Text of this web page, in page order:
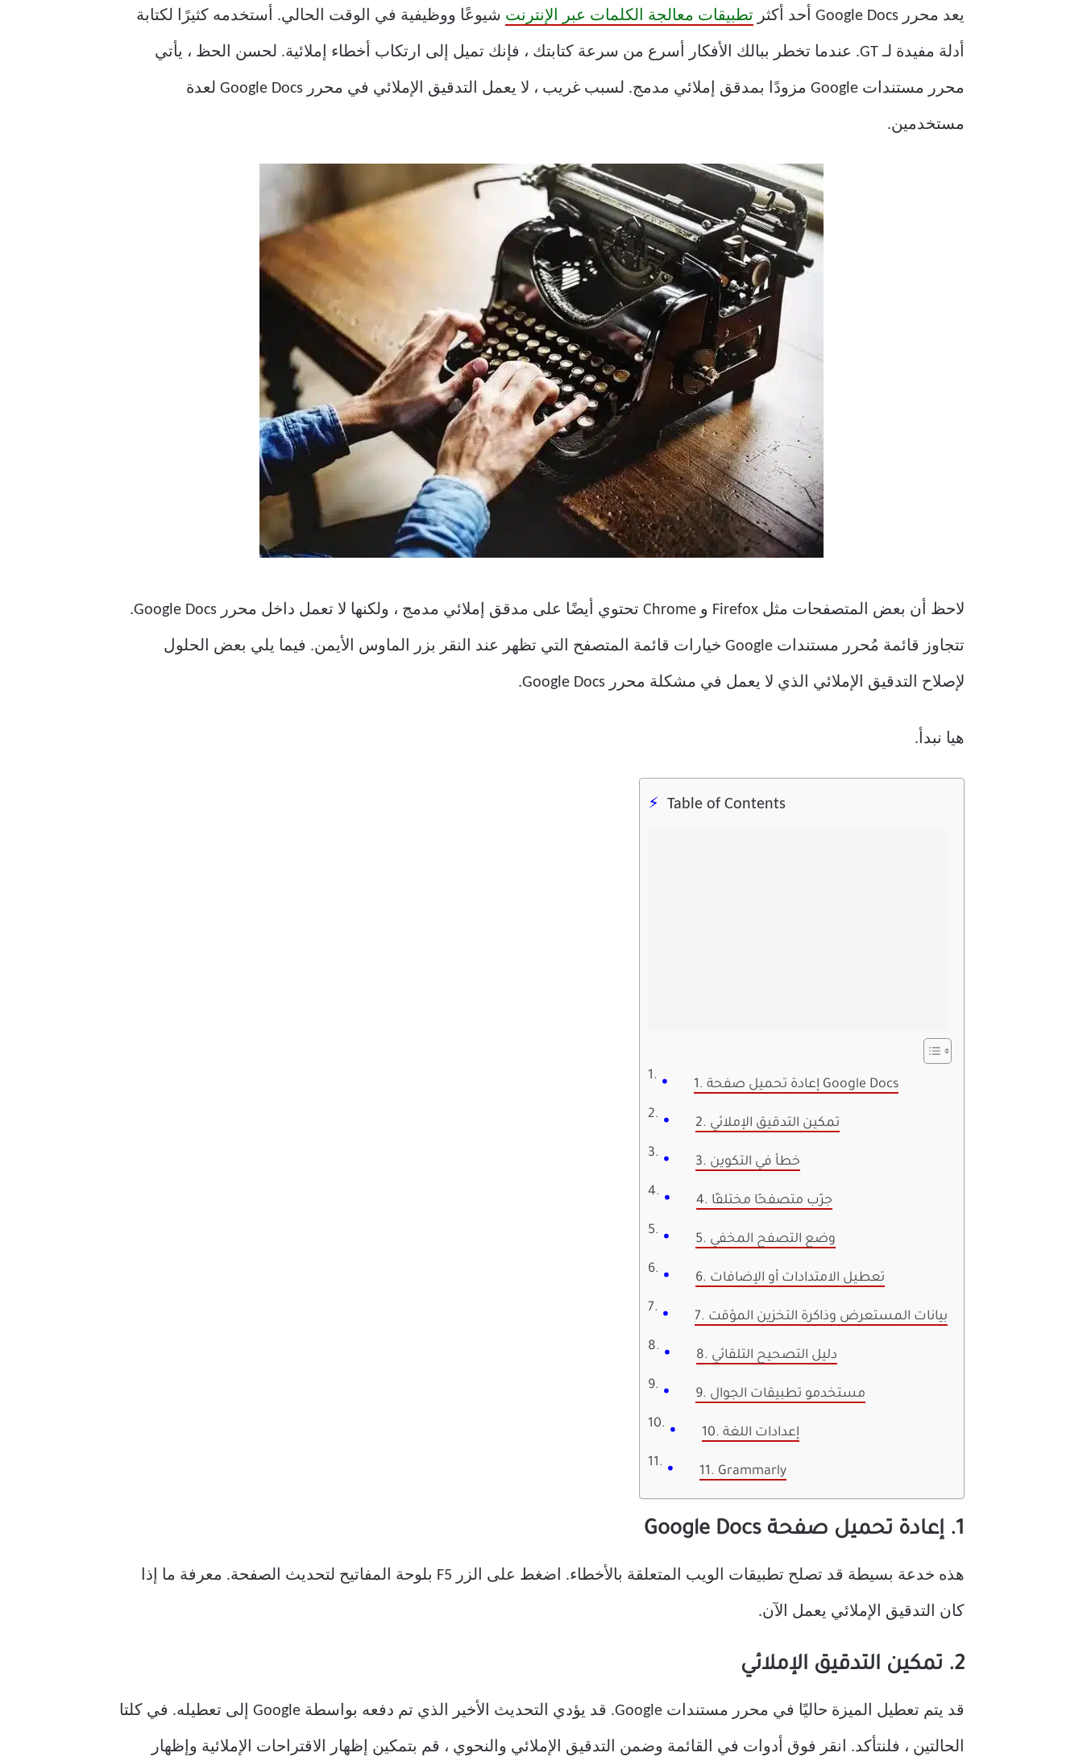
يعد محرر Google Docs أحد أكثر تطبيقات معالجة الكلمات عبر الإنترنت شيوعًا ووظيفية في الوقت الحالي. أستخدمه كثيرًا لكتابة
أدلة مفيدة لـ GT. عندما تخطر ببالك الأفكار أسرع من سرعة كتابتك ، فإنك تميل إلى ارتكاب أخطاء إملائية. لحسن الحظ ، يأتي
محرر مستندات Google مزودًا بمدقق إملائي مدمج. لسبب غريب ، لا يعمل التدقيق الإملائي في محرر Google Docs لعدة
مستخدمين.
لاحظ أن بعض المتصفحات مثل Firefox و Chrome تحتوي أيضًا على مدقق إملائي مدمج ، ولكنها لا تعمل داخل محرر Google Docs.
تتجاوز قائمة مُحرر مستندات Google خيارات قائمة المتصفح التي تظهر عند النقر بزر الماوس الأيمن. فيما يلي بعض الحلول
لإصلاح التدقيق الإملائي الذي لا يعمل في مشكلة محرر Google Docs.
هيا نبدأ.
Table of Contents
1. إعادة تحميل صفحة Google Docs
2. تمكين التدقيق الإملائي
3. خطأ في التكوين
4. جرّب متصفحََا مختلفًا
5. وضع التصفح المخفي
6. تعطيل الامتدادات أو الإضافات
7. بيانات المستعرض وذاكرة التخزين المؤقت
8. دليل التصحيح التلقائي
9. مستخدمو تطبيقات الجوال
10. إعدادات اللغة
11. Grammarly
1. إعادة تحميل صفحة Google Docs
هذه خدعة بسيطة قد تصلح تطبيقات الويب المتعلقة بالأخطاء. اضغط على الزر F5 بلوحة المفاتيح لتحديث الصفحة. معرفة ما إذا
كان التدقيق الإملائي يعمل الآن.
2. تمكين التدقيق الإملائي
قد يتم تعطيل الميزة حاليًا في محرر مستندات Google. قد يؤدي التحديث الأخير الذي تم دفعه بواسطة Google إلى تعطيله. في كلتا
الحالتين ، فلنتأكد. انقر فوق أدوات في القائمة وضمن التدقيق الإملائي والنحوي ، قم بتمكين إظهار الاقتراحات الإملائية وإظهار